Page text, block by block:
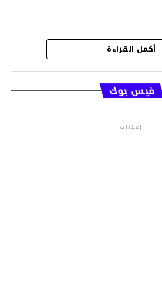
أكمل القراءة
فيس بوك
إعلانات